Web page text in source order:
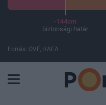
-144cm
biztonsági határ
Forrás: OVF, HAEA